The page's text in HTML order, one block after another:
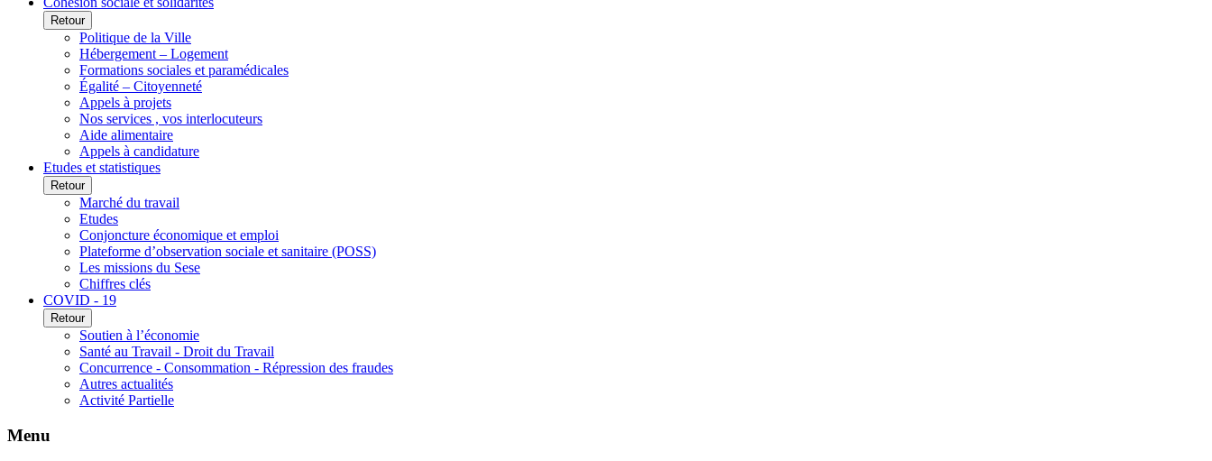
Retour
Politique de la Ville
Hébergement – Logement
Formations sociales et paramédicales
Égalité – Citoyenneté
Appels à projets
Nos services , vos interlocuteurs
Aide alimentaire
Appels à candidature
Etudes et statistiques
Retour
Marché du travail
Etudes
Conjoncture économique et emploi
Plateforme d’observation sociale et sanitaire (POSS)
Les missions du Sese
Chiffres clés
COVID - 19
Retour
Soutien à l’économie
Santé au Travail - Droit du Travail
Concurrence - Consommation - Répression des fraudes
Autres actualités
Activité Partielle
Menu